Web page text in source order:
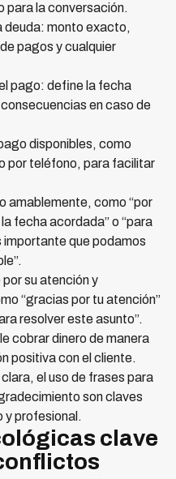
para la conversación.
deuda: monto exacto,
pagos y cualquier
pago: define la fecha
en caso de
disponibles, como
por teléfono, para facilitar
amablemente, como “por
fecha acordada” o “para
que podamos
su atención y
“gracias por tu atención”
resolver este asunto”.
cobrar dinero de manera
positiva con el cliente.
el uso de frases para
son claves
y profesional.
clave